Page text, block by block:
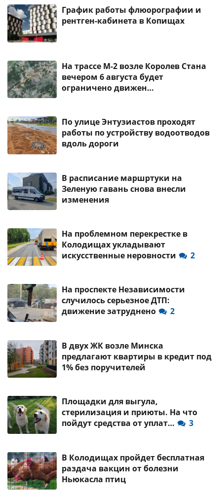
График работы флюорографии и
рентген-кабинета в Копищах
На трассе М-2 возле Королев Стана
вечером 6 августа будет
ограничено движен…
По улице Энтузиастов проходят
работы по устройству водоотводов
вдоль дороги
В расписание маршртуки на
Зеленую гавань снова внесли
изменения
На проблемном перекрестке в
Колодищах укладывают
искусственные неровности
2
На проспекте Независимости
случилось серьезное ДТП:
движение затруднено
2
В двух ЖК возле Минска
предлагают квартиры в кредит под
1% без поручителей
Площадки для выгула,
стерилизация и приюты. На что
пойдут средства от уплат…
3
В Колодищах пройдет бесплатная
раздача вакцин от болезни
Ньюкасла птиц